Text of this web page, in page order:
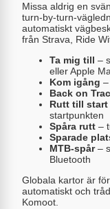
Missa aldrig en
turn-by-turn-
automatiskt
från Strava, Ride
Ta mig till –
eller Apple
Kom igång
Back on
Rutt till start
startpunkten
Spåra rutt –
Sparade
MTB-spår–
Bluetooth
Globala kartor är
automatiskt och
Komoot.